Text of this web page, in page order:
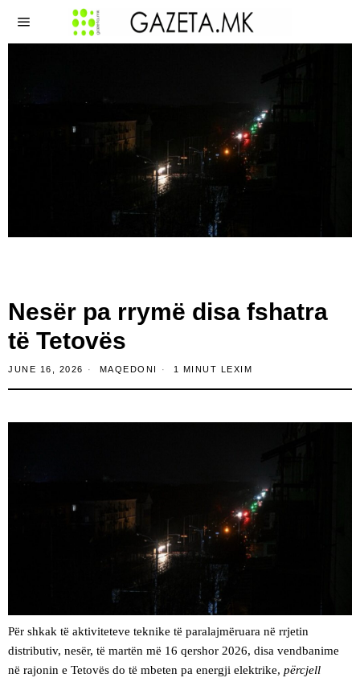
Nesër pa rrymë disa fshatra
të Tetovës
JUNE 16, 2026 MAQEDONI 1 MINUT LEXIM
Për shkak të aktiviteteve teknike të paralajmëruara në rrjetin
distributiv, nesër, të martën më 16 qershor 2026, disa vendbanime
në rajonin e Tetovës do të mbeten pa energji elektrike, përcjell